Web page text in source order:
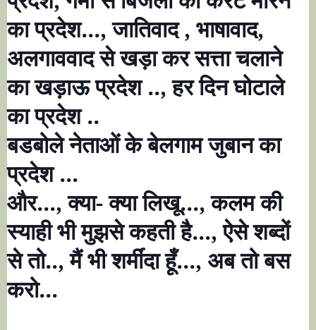
का प्रदेश...,जातिवाद, भाषावाद,
अलगाववाद से खड़ा कर सत्ता चलाने
का खड़ाऊ प्रदेश ..,हर दिन घोटाले
का प्रदेश ..
बडबोले नेताओं के बेलगाम जुबान का
प्रदेश ...
और...,क्या- क्या लिखू...,कलम की
स्याही भी मुझसे कहती है...,ऐसे शब्दों
से तो..,मैं भी शर्मींदाहूँ..., अब तो बस
करो...